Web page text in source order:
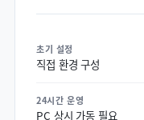
초기 설정
직접 환경 구성
24시간 운영
PC 상시 가동 필요